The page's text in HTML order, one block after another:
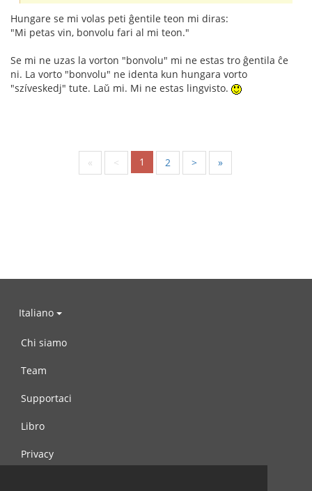
Hungare se mi volas peti ĝentile teon mi diras:
"Mi petas vin, bonvolu fari al mi teon."
Se mi ne uzas la vorton "bonvolu" mi ne estas tro ĝentila ĉe
ni. La vorto "bonvolu" ne identa kun hungara vorto
"szíveskedj" tute. Laŭ mi. Mi ne estas lingvisto.
« < 1 2 > »
Italiano
Chi siamo
Team
Supportaci
Libro
Privacy